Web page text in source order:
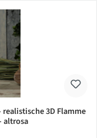
3D Flamme
altrosa